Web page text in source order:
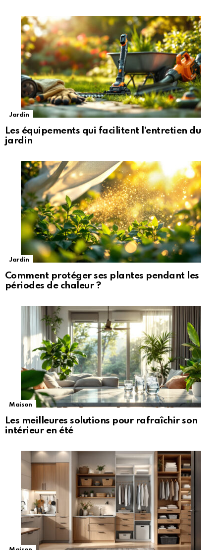
Jardin
Les équipements qui facilitent l’entretien du
jardin
Jardin
Comment protéger ses plantes pendant les
périodes de chaleur ?
Maison
Les meilleures solutions pour rafraîchir son
intérieur en été